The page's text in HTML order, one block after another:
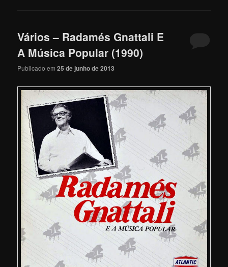
Vários – Radamés Gnattali E
A Música Popular (1990)
Publicado em25 de junho de 2013